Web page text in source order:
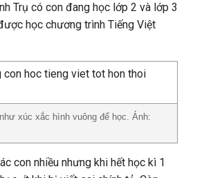
Trụ có con đang học lớp 2 và lớp 3
học chương trình Tiếng Việt
xúc xắc hình vuông để học. Ảnh:
con nhiều nhưng khi hết học kì 1